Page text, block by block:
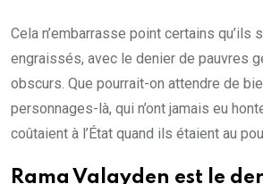
Cela n’embarrasse point certains qu’ils
engraissés, avec le denier de pauvres
obscurs. Que pourrait-on attendre de
personnages-là, qui n’ont jamais eu
coûtaient à l’État quand ils étaient au
Rama Valayden est le